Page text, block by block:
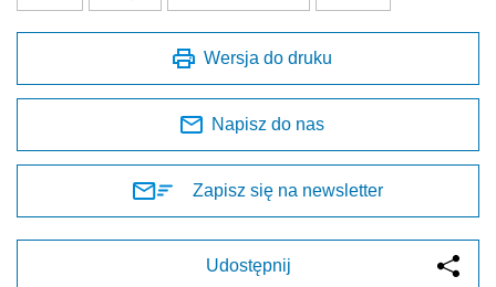
Wersja do druku
Napisz do nas
Zapisz się na newsletter
Udostępnij